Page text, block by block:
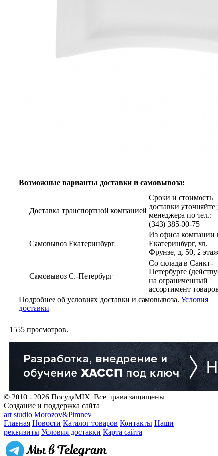
Возможные варианты доставки и самовывоза:
Доставка транспортной компанией
Сроки и стоимость
доставки уточняйте
менеджера по тел.:
(343) 385-00-75
Самовывоз Екатеринбург
Из офиса компании
Екатеринбург, ул.
Фрунзе, д. 50, 2 этаж
Самовывоз С.-Петербург
Со склада в Санкт-
Петербурге
на ограниченный
ассортимент
Подробнее об условиях доставки и самовывоза. Условия
доставки
1555просмотров.
© 2010 - 2026 ПосудаMIX. Все права защищены.
Создание и поддержка сайта
art studio Morozov&Pimnev
Главная Новости Каталог товаров Контакты Наши
реквизиты Условия доставки Карта сайта